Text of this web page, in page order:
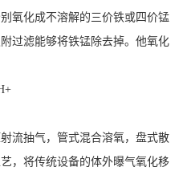
氧化成不溶解的三价铁或四价锰
过滤能够将铁锰除去掉。他氧化
流抽气，管式混合溶氧，盘式散
，将传统设备的体外曝气氧化移